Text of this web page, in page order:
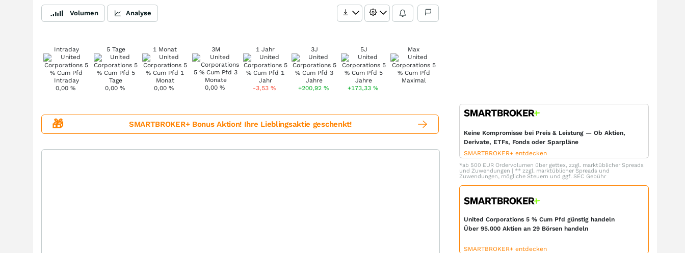
Volumen Analyse
Intraday
0,00 %
5 Tage
0,00 %
1 Monat
0,00%
3M
0,00 %
1 Jahr
-3,53%
3J
+200,92 %
5J
+173,33 %
Max
🎁 SMARTBROKER+ Bonus Aktion! Ihre Lieblingsaktie geschenkt!
Keine Kompromisse bei Preis & Leistung — Ob Aktien,
Derivate, ETFs, Fonds oder Sparpläne
SMARTBROKER+ entdecken
*ab 500 EUR Ordervolumen über gettex, zzgl. marktüblicher Spreads
und Zuwendungen | ** zzgl. marktüblicher Spreads und
Zuwendungen, mögliche Steuern und ggf. SEC Gebühr
United Corporations 5 % Cum Pfd günstig handeln
Über 95.000 Aktien an 29 Börsen handeln
SMARTBROKER+ entdecken